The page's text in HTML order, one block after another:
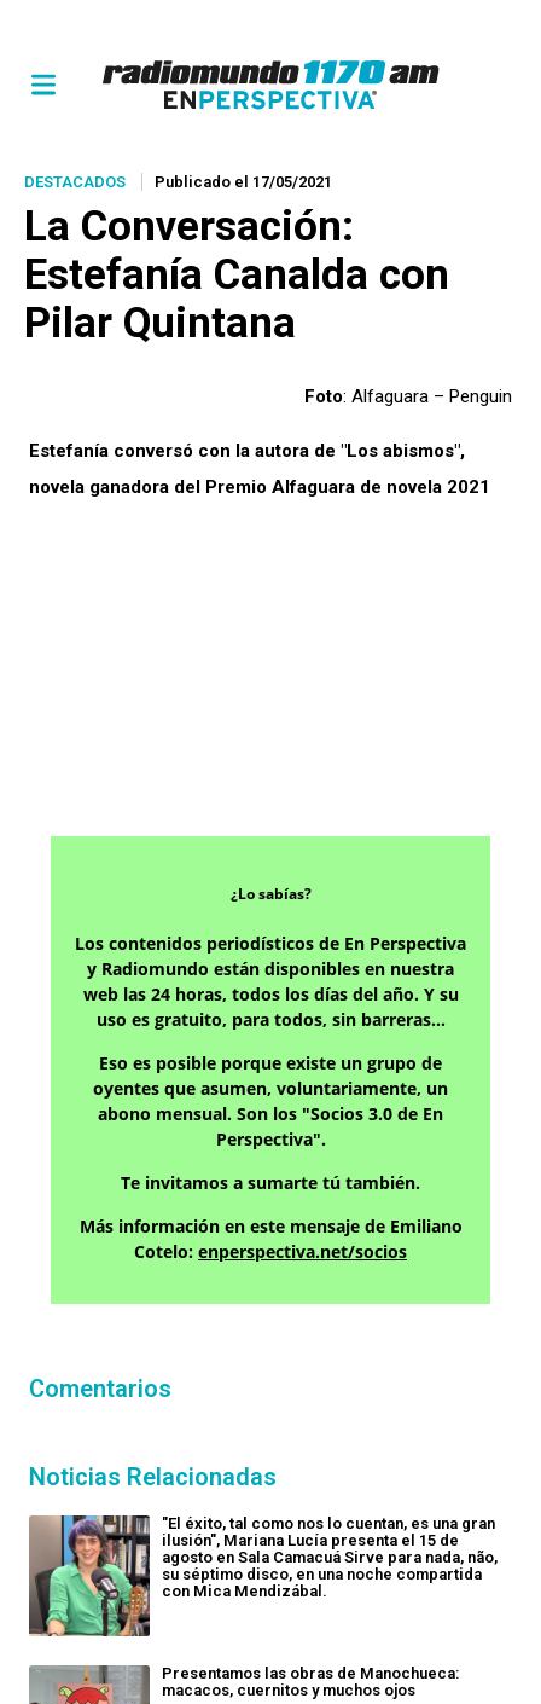
DESTACADOS Publicado el 17/05/2021
La Conversación:
Estefanía Canalda con
Pilar Quintana
Foto: Alfaguara – Penguin
Estefanía conversó con la autora de "Los abismos",
novela ganadora del Premio Alfaguara de novela 2021
¿Lo sabías?
Los contenidos periodísticos de En Perspectiva
y Radiomundo están disponibles en nuestra
web las 24 horas, todos los días del año. Y su
uso es gratuito, para todos, sin barreras…
Eso es posible porque existe un grupo de
oyentes que asumen, voluntariamente, un
abono mensual. Son los "Socios 3.0 de En
Perspectiva".
Te invitamos a sumarte tú también.
Más información en este mensaje de Emiliano
Cotelo: enperspectiva.net/socios
Comentarios
Noticias Relacionadas
"El éxito, tal como nos lo cuentan, es una gran
ilusión", Mariana Lucía presenta el 15 de
agosto en Sala Camacuá Sirve para nada, não,
su séptimo disco, en una noche compartida
con Mica Mendizábal.
Presentamos las obras de Manochueca:
macacos, cuernitos y muchos ojos